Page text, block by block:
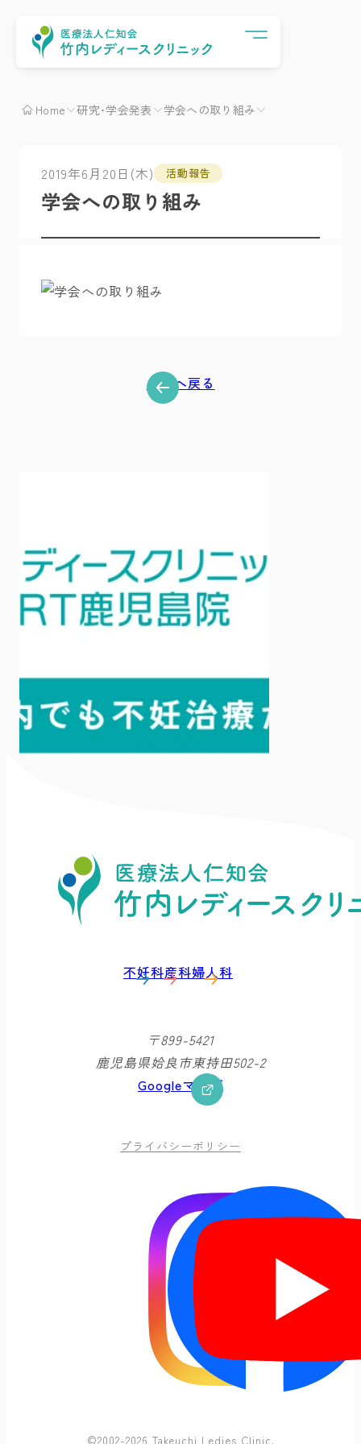
Home 研究･学会発表 学会への取り組み
2019年6月20日(木) 活動報告
学会への取り組み
一覧へ戻る
不妊科産科婦人科
〒899-5421
鹿児島県姶良市東持田502-2
Googleマップ
プライバシーポリシー
©2002-2026 Takeuchi Ledies Clinic.